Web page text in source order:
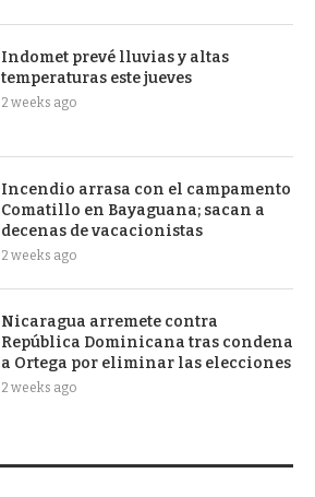
Indomet prevé lluvias y altas
temperaturas este jueves
2 weeks ago
Incendio arrasa con el campamento
Comatillo en Bayaguana; sacan a
decenas de vacacionistas
2 weeks ago
Nicaragua arremete contra
República Dominicana tras condena
a Ortega por eliminar las elecciones
2 weeks ago